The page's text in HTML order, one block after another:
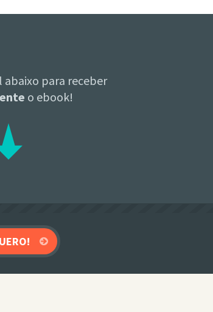
abaixo para receber
o ebook!